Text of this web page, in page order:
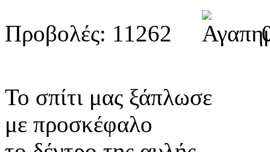
Προβολές: 11262
Το σπίτι μας ξάπλωσε
με προσκέφαλο